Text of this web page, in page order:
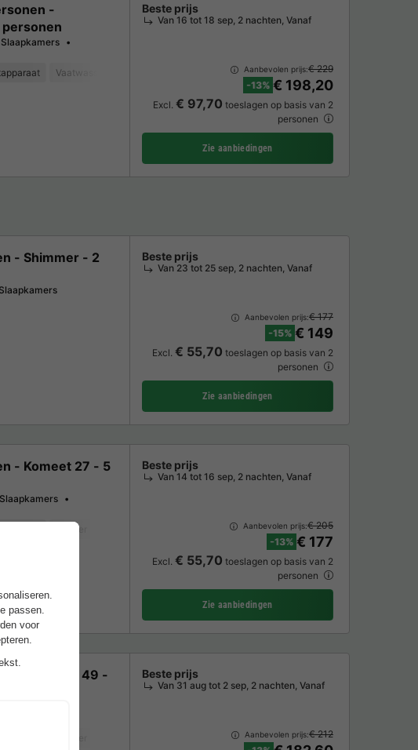
-
Vaatwasser Tuinmeubelen Verwarming
Beste prijs
Van 16 tot 18 sep, 2 nachten, Vanaf
Aanbevolen prijs:€ 229
-13% € 198,20
Excl. € 97,70 toeslagen op basis van 2
personen
Zie aanbiedingen
- Shimmer - 2
Beste prijs
Van 23 tot 25 sep, 2 nachten, Vanaf
Aanbevolen prijs:€ 177
-15% € 149
Excl. € 55,70 toeslagen op basis van 2
personen
Zie aanbiedingen
- Komeet 27 - 5
Vriezer Magnetron
Beste prijs
Van 14 tot 16 sep, 2 nachten, Vanaf
Aanbevolen prijs:€ 205
-13% € 177
Excl. € 55,70 toeslagen op basis van 2
personen
Zie aanbiedingen
- Dreamer 49 -
Magnetron Parkeerplaats
Beste prijs
Van 31 aug tot 2 sep, 2 nachten, Vanaf
Aanbevolen prijs:€ 212